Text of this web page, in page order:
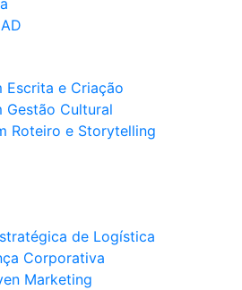
Escrita e Criação
Gestão Cultural
Roteiro e Storytelling
de Logística
Corporativa
Marketing